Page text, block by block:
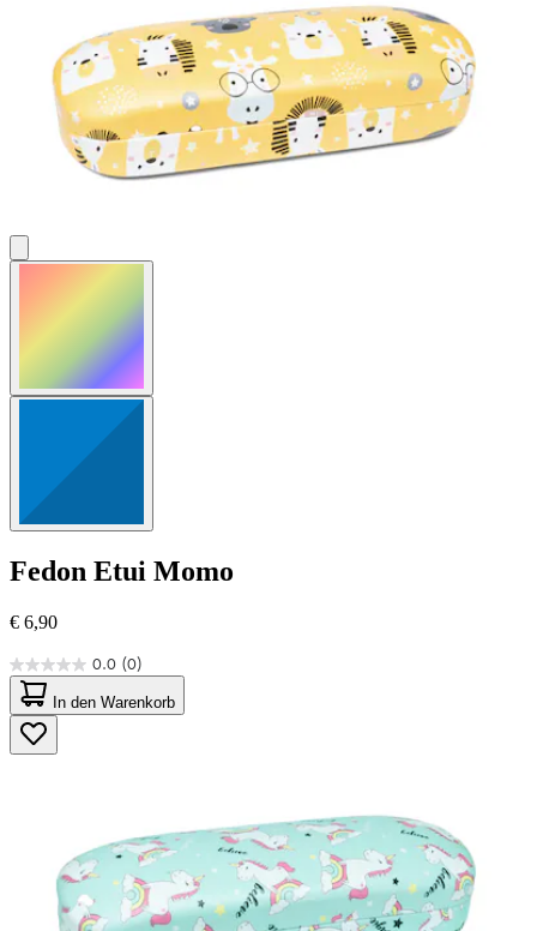
Fedon Etui Momo
€ 6,90
0.0 (0)
0.0
von
5
Sternen.
In den Warenkorb